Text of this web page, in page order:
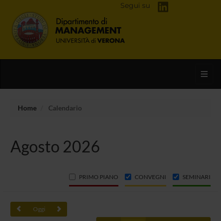
Segui su
Home Calendario
Agosto 2026
PRIMO PIANO CONVEGNI SEMINARI
Oggi